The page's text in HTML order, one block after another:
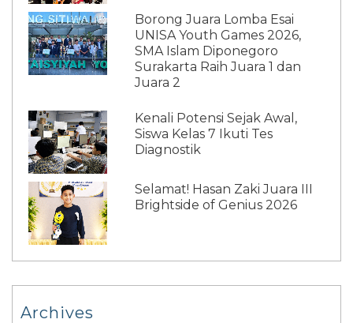
Borong Juara Lomba Esai
UNISA Youth Games 2026,
SMA Islam Diponegoro
Surakarta Raih Juara 1 dan
Juara 2
Kenali Potensi Sejak Awal,
Siswa Kelas 7 Ikuti Tes
Diagnostik
Selamat! Hasan Zaki Juara III
Brightside of Genius 2026
Archives